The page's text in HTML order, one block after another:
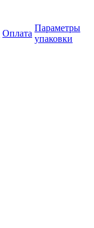
Оплата
Параметры
упаковки